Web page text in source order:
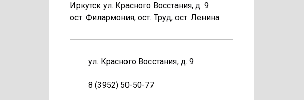
Иркутск ул. Красного Восстания, д. 9
ост. Филармония, ост. Труд, ост. Ленина
ул. Красного Восстания, д. 9
8 (3952) 50-50-77